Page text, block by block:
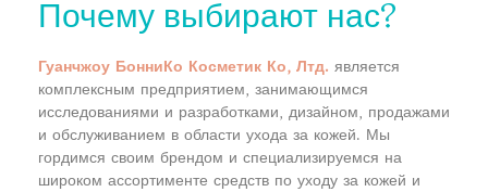
Почему выбирают нас?
Гуанчжоу БонниКо Косметик Ко, Лтд. является
комплексным предприятием, занимающимся
исследованиями и разработками, дизайном, продажами
и обслуживанием в области ухода за кожей. Мы
гордимся своим брендом и специализируемся на
широком ассортименте средств по уходу за кожей и